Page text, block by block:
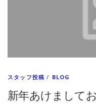
スタッフ投稿 / BLOG
新年あけまして